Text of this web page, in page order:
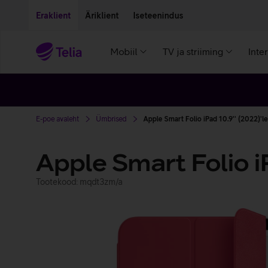
Eraklient Äriklient Iseteenindus
Mobiil TV ja striiming
E-poe avaleht Ümbrised Apple Smart Folio iPad 10.9''
Apple Smart Folio
Tootekood: mqdt3zm/a